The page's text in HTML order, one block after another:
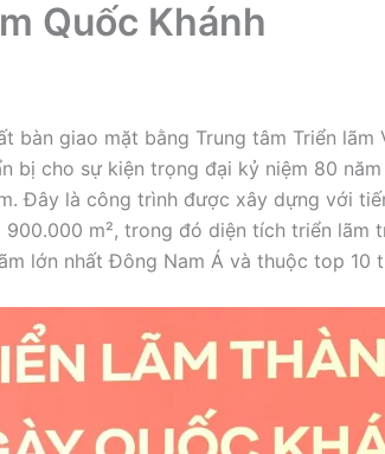
Quốc Khánh
bàn giao mặt bằng Trung tâm Triển lãm
bị cho sự kiện trọng đại kỷ niệm 80 năm
Đây là công trình được xây dựng với
m², trong đó diện tích triển lãm
lớn nhất Đông Nam Á và thuộc top 10